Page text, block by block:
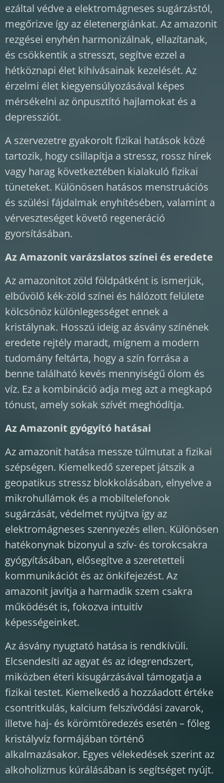
ezáltal védve a elektromágneses sugárzástól,
megőrizve így az életenergiánkat. Az amazonit
rezgései enyhén harmonizálnak, ellazítanak,
és csökkentik a stresszt, segítve ezzel a
hétköznapi élet kihívásainak kezelését. Az
érzelmi élet kiegyensúlyozásával képes
mérsékelni az önpusztító hajlamokat és a
depressziót.
A szervezetre gyakorolt fizikai hatások közé
tartozik, hogy csillapítja a stressz, rossz hírek
vagy harag következtében kialakuló fizikai
tüneteket. Különösen hatásos menstruációs
és szülési fájdalmak enyhítésében, valamint a
vérveszteséget követő regeneráció
gyorsításában.
Az Amazonit varázslatos színei és eredete
Az amazonitot zöld földpátként is ismerjük,
elbűvölő kék-zöld színei és hálózott felülete
kölcsönöz különlegességet ennek a
kristálynak. Hosszú ideig az ásvány színének
eredete rejtély maradt, mígnem a modern
tudomány feltárta, hogy a szín forrása a
benne található kevés mennyiségű ólom és
víz. Ez a kombináció adja meg azt a megkapó
tónust, amely sokak szívét meghódítja.
Az Amazonit gyógyító hatásai
Az amazonit hatása messze túlmutat a fizikai
szépségen. Kiemelkedő szerepet játszik a
geopatikus stressz blokkolásában, elnyelve a
mikrohullámok és a mobiltelefonok
sugárzását, védelmet nyújtva így az
elektromágneses szennyezés ellen. Különösen
hatékonynak bizonyul a szív- és torokcsakra
gyógyításában, elősegítve a szeretetteli
kommunikációt és az önkifejezést. Az
amazonit javítja a harmadik szem csakra
működését is, fokozva intuitív
képességeinket.
Az ásvány nyugtató hatása is rendkívüli.
Elcsendesíti az agyat és az idegrendszert,
miközben éteri kisugárzásával támogatja a
fizikai testet. Kiemelkedő a hozzáadott értéke
csontritkulás, kalcium felszívódási zavarok,
illetve haj- és körömtöredezés esetén – főleg
kristályvíz formájában történő
alkalmazásakor. Egyes vélekedések szerint az
alkoholizmus kúrálásában is segítséget nyújt.